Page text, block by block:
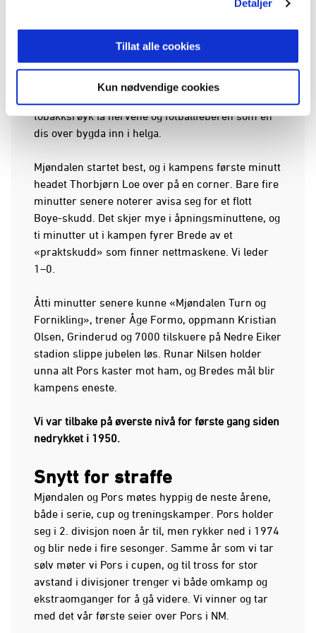
Detaljer
Tillat alle cookies
Kun nødvendige cookies
Fotballformann Walter Grinderud fryktet at to
tyvepakninger ikke ville rekke på søndagen.
Student Boye Skistad var tidlig på plass i
Mjøndalen, selv om han for skolens skyld burde
tobakksrøyk lå nervene og fotballfeberen som en
dis over bygda inn i helga.
Mjøndalen startet best, og i kampens første minutt
headet Thorbjørn Loe over på en corner. Bare fire
minutter senere noterer avisa seg for et flott
Boye-skudd. Det skjer mye i åpningsminuttene, og
ti minutter ut i kampen fyrer Brede av et
«praktskudd» som finner nettmaskene. Vi leder
1–0.
Åtti minutter senere kunne «Mjøndalen Turn og
Fornikling», trener Åge Formo, oppmann Kristian
Olsen, Grinderud og 7000 tilskuere på Nedre Eiker
stadion slippe jubelen løs. Runar Nilsen holder
unna alt Pors kaster mot ham, og Bredes mål blir
kampens eneste.
Vi var tilbake på øverste nivå for første gang siden
nedrykket i 1950.
Snytt for straffe
Mjøndalen og Pors møtes hyppig de neste årene,
både i serie, cup og treningskamper. Pors holder
seg i 2. divisjon noen år til, men rykker ned i 1974
og blir nede i fire sesonger. Samme år som vi tar
sølv møter vi Pors i cupen, og til tross for stor
avstand i divisjoner trenger vi både omkamp og
ekstraomganger for å gå videre. Vi vinner og tar
med det vår første seier over Pors i NM.